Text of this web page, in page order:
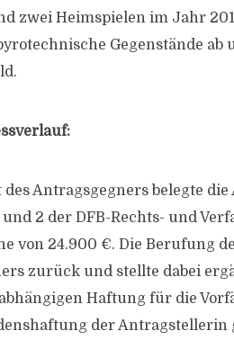
zwei Heimspielen im Jahr
Gegenstände ab
des Antragsgegners belegte
und 2 der DFB-Rechts- und
von 24.900 €. Die Berufung
zurück und stellte dabei
Haftung für die
der Antragstellerin